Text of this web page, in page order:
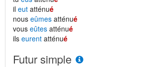
il eut atténué
nous eûmes atténué
vous eûtes atténué
ils eurent atténué
Futur simple